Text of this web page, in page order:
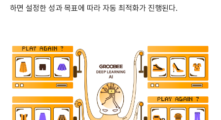
하면 설정한 성과 목표에 따라 자동 최적화가 진행된다.